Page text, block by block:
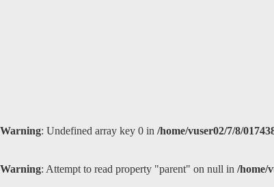
Warning: Undefined array key 0 in /home/vuser02/7/8/
Warning: Attempt to read property "parent" on null in /home/